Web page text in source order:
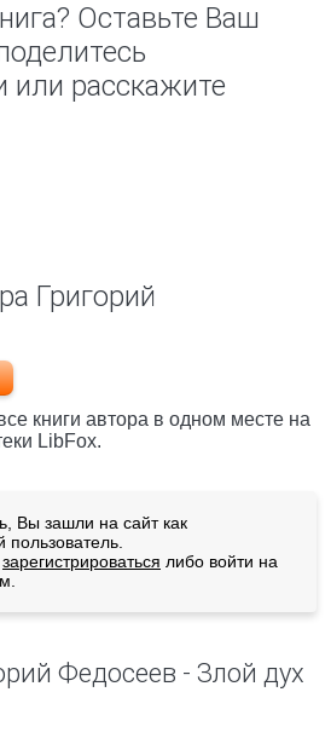
Оставьте Ваш
или расскажите
Григорий
книги автора в одном месте на
LibFox.
Вы зашли на сайт как
пользователь.
зарегистрироваться либо войти на
Федосеев - Злой дух